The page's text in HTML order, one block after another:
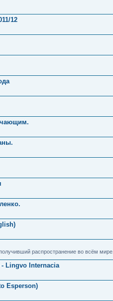
12
распространение во всём мире.
Lingvo Internacia
Esperson)